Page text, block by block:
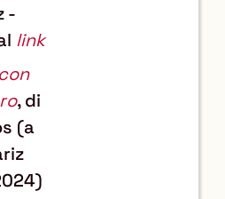
-
link
, di
(a